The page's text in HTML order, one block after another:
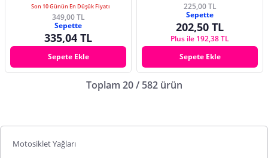
Son 10 Günün En Düşük Fiyatı
349,00 TL
Sepette
335,04 TL
Sepete Ekle
225,00 TL
Sepette
202,50 TL
Plus ile 192,38 TL
Sepete Ekle
Toplam 20 / 582 ürün
Motosiklet Yağları